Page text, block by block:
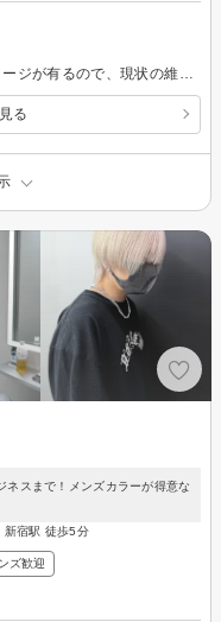
る
ネスまで！メンズカラーが得意な
新宿駅 徒歩5分
ズ歓迎